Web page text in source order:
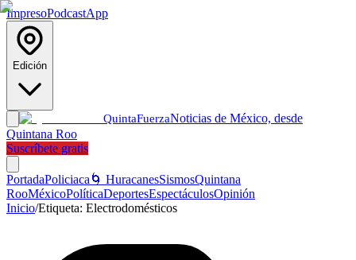
ImpresoPodcastApp
Edición
QuintaFuerzaNoticias de México, desde
Quintana Roo
Suscríbete gratis
PortadaPoliciaca 🌀 HuracanesSismosQuintana
RooMéxicoPolíticaDeportesEspectáculosOpinión
Inicio/Etiqueta: Electrodomésticos